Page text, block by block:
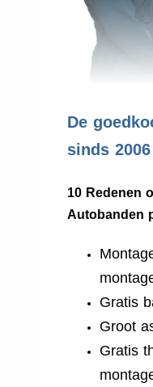
De
sinds 2006
10 Redenen
Autobanden
Gratis
Groot
Gratis